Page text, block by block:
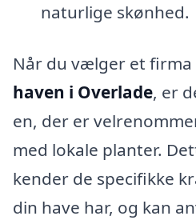
naturlige skønhed.
Når du vælger et firma
haven i Overlade, er
en, der er
med lokale planter.
kender de specifikke
din have har, og kan